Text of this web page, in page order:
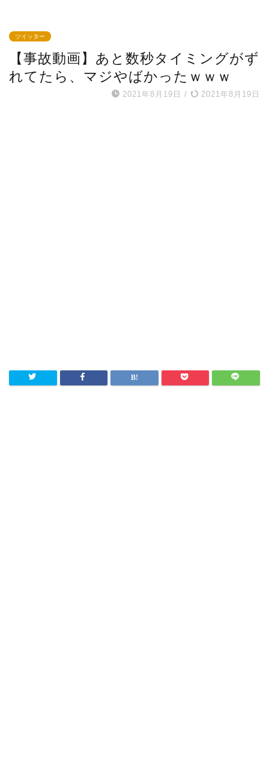
ツイッター
【事故動画】あと数秒タイミングがず
れてたら、マジやばかったｗｗｗ
2021年8月19日 / 2021年8月19日